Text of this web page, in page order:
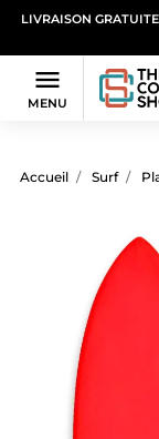
LIVRAISON

MENU
Accueil Surf